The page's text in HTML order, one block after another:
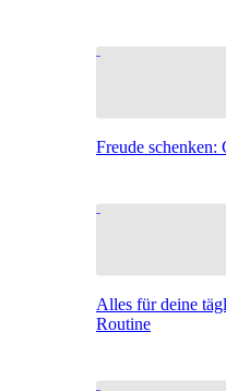
Freude schenken:
Alles für deine
Routine